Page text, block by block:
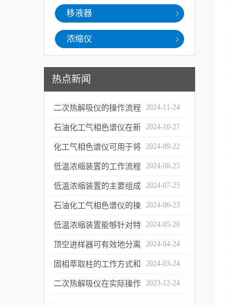
移液器
浓缩仪
热点新闻
二次热解吸仪的操作流程
和使用注意事项
2024-11-24
石油化工气相色谱仪在新
材料、新产品的研发中的
应用
2024-10-27
化工气相色谱仪可用于将
样品引入色谱柱并推动分
离过程
2024-09-22
低温浓缩装置的工作流程
及使用注意事项
2024-08-25
低温浓缩装置的主要组成
部分及具体工作流程分析
2024-07-25
石油化工气相色谱仪的操
作要点详细分析
2024-06-23
低温浓缩装置能够针对特
定的目标组分进行有效浓
缩
2024-05-26
顶空进样器可有效地分离
和富集样品中的挥发性成
分
2024-04-24
固相萃取柱的工作方式和
应用场景
2024-03-24
二次热解吸仪在实际操作 2023-12-24